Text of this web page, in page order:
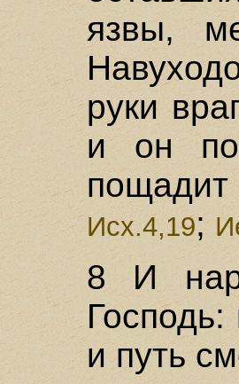
язвы,
руки
и он
пощадит
Исх.4,19;
8 И
и путь